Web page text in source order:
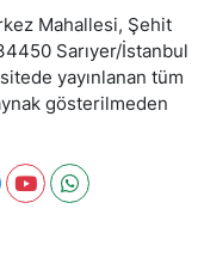
Mahallesi, Şehit
Sarıyer/İstanbul
yayınlanan tüm
gösterilmeden